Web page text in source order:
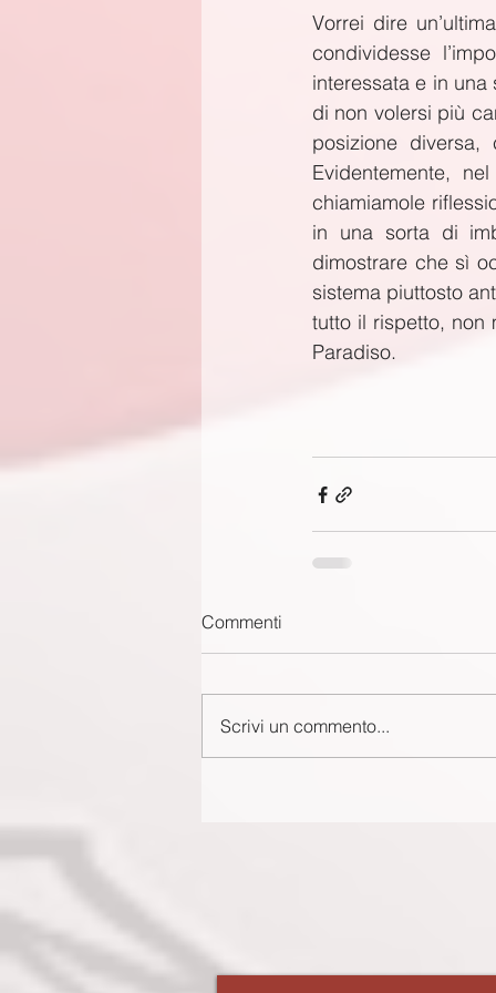
Vorrei dire
condividesse
interessata e in
di non volersi più
posizione diversa,
Evidentemente,
chiamiamole
in una sorta di
dimostrare che sì
sistema piuttosto
tutto il rispetto, non
Paradiso.
Commenti
Scrivi un commento...